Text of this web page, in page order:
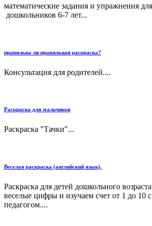
математические задания и упражнения
дошкольников 6-7 лет...
правильна ли правильная раскраска?
Консультация для родителей....
Раскраска для мальчиков
Раскраска "Тачки"...
Веселая раскраска (английский язык).
Раскраска для детей дошкольного
веселые цифры и изучаем счет от 1 до 10
педагогом....